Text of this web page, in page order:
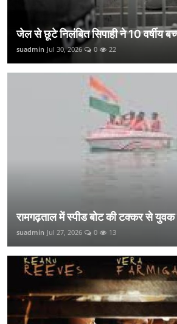
जेल से छूटे निलंबित सिपाही ने 10 वर्षीय
suadmin Jul 30, 2026 0 22
रामगढ़ताल में स्पीड बोट की टक्कर से युवक
suadmin Jul 27, 2026 0 13